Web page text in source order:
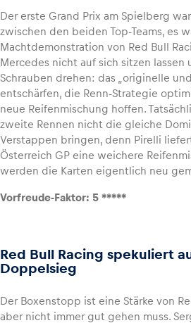
Der erste Grand Prix am Spielberg
zwischen den beiden Top-Teams, es
Machtdemonstration von Red Bull
Mercedes nicht auf sich sitzen lassen
Schrauben drehen: das „originelle
entschärfen, die Renn-Strategie
neue Reifenmischung hoffen.
zweite Rennen nicht die gleiche
Verstappen bringen, denn Pirelli
Österreich GP eine weichere
werden die Karten eigentlich neu
Vorfreude-Faktor: 5 *****
Red Bull Racing spekuliert
Doppelsieg
Der Boxenstopp ist eine Stärke von
aber nicht immer gut gehen muss.